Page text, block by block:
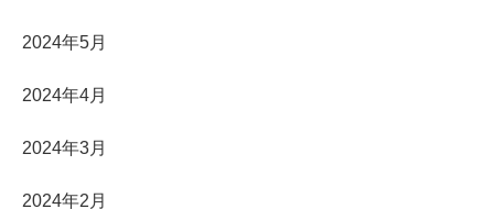
2024年5月
2024年4月
2024年3月
2024年2月